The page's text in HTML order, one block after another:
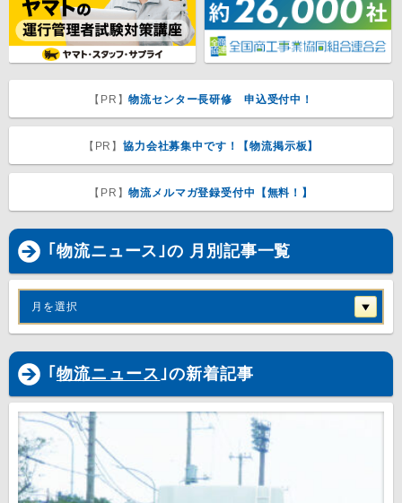
【PR】物流センター長研修 申込受付中！
【PR】協力会社募集中です！【物流掲示板】
【PR】物流メルマガ登録受付中【無料！】
｢物流ニュース｣の 月別記事一覧
月を選択
｢ 物流ニュース｣の新着記事